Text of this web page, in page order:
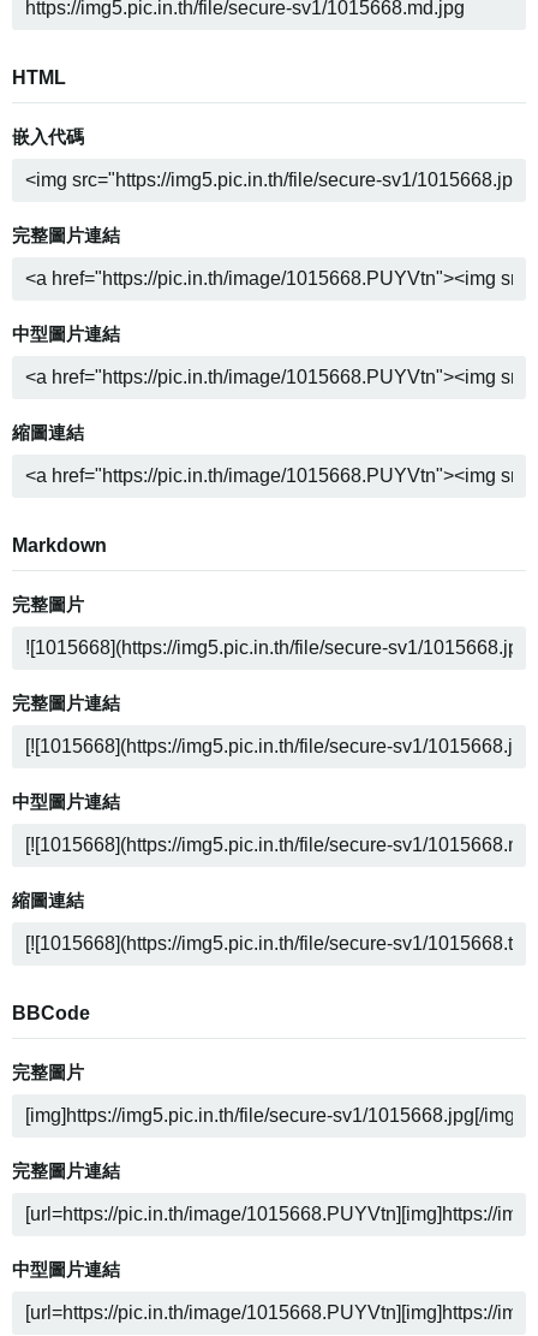
HTML
嵌入代碼
完整圖片連結
中型圖片連結
縮圖連結
Markdown
完整圖片
完整圖片連結
中型圖片連結
縮圖連結
BBCode
完整圖片
完整圖片連結
中型圖片連結